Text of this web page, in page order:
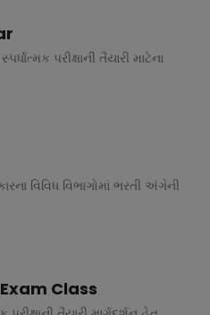
પરીક્ષાની તૈયારી માટેના
વિવિધ વિભાગોમાં ભરતી અંગેની
Class